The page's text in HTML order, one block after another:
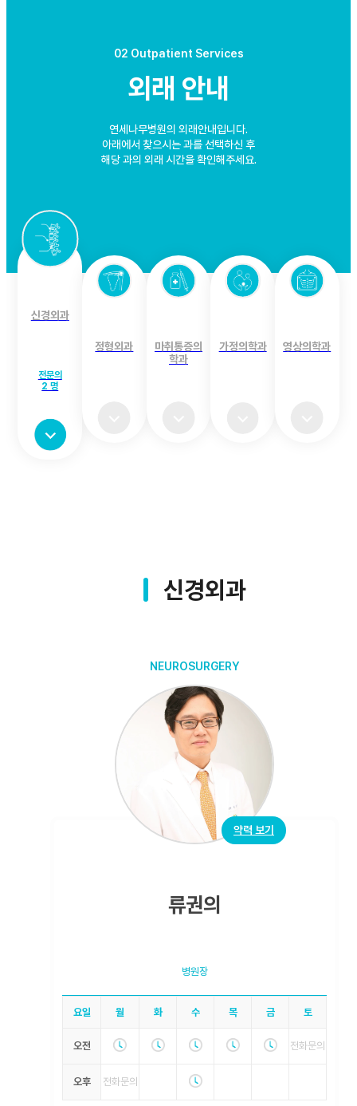
02 Outpatient Services
외래 안내
연세나무병원의 외래안내입니다.
아래에서 찾으시는 과를 선택하신 후
해당 과의 외래 시간을 확인해주세요.
신경외과
전문의
2 명
정형외과
마취통증의
학과
가정의학과 영상의학과
신경외과
NEUROSURGERY
약력 보기
류권의
병원장
요일 월 화 수 목 금 토
오전 전화문의
오후 전화문의